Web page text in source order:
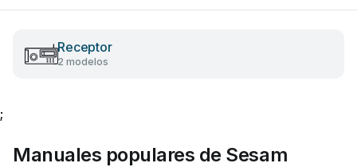
Receptor
2 modelos
;
Manuales populares de Sesam